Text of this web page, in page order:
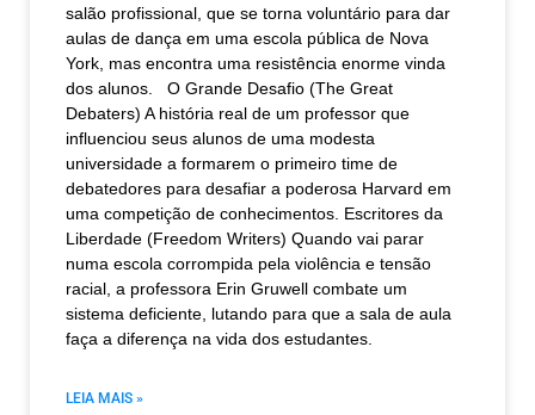
salão profissional, que se torna voluntário para dar
aulas de dança em uma escola pública de Nova
York, mas encontra uma resistência enorme vinda
dos alunos. O Grande Desafio (The Great
Debaters) A história real de um professor que
influenciou seus alunos de uma modesta
universidade a formarem o primeiro time de
debatedores para desafiar a poderosa Harvard em
uma competição de conhecimentos. Escritores da
Liberdade (Freedom Writers) Quando vai parar
numa escola corrompida pela violência e tensão
racial, a professora Erin Gruwell combate um
sistema deficiente, lutando para que a sala de aula
faça a diferença na vida dos estudantes.
LEIA MAIS »